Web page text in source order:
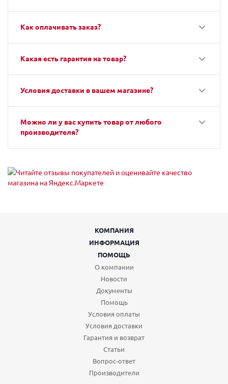
Как оплачивать заказ?
Какая есть гарантия на товар?
Условия доставки в вашем магазине?
Можно ли у вас купить товар от любого
производителя?
КОМПАНИЯ
ИНФОРМАЦИЯ
ПОМОЩЬ
О компании
Новости
Документы
Помощь
Условия оплаты
Условия доставки
Гарантия и возврат
Статьи
Вопрос-ответ
Производители